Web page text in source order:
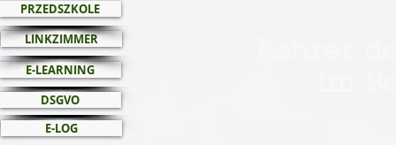
E-LEARNING
DSGVO
E-LOG
LINKZIMMER
PRZEDSZKOLE